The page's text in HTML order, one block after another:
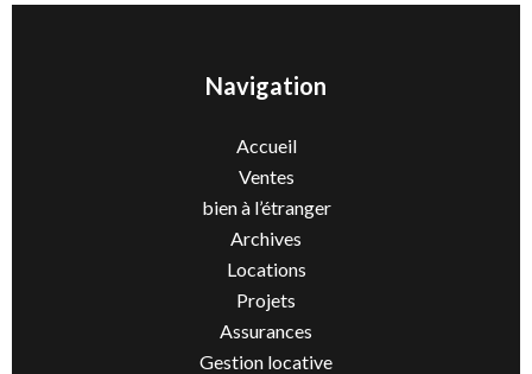
Navigation
Accueil
Ventes
bien à l’étranger
Archives
Locations
Projets
Assurances
Gestion locative